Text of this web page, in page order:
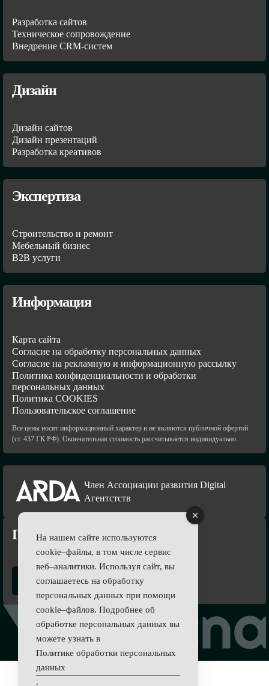
Разработка сайтов
Техническое сопровождение
Внедрение CRM-систем
Дизайн
Дизайн сайтов
Дизайн презентаций
Разработка креативов
Экспертиза
Строительство и ремонт
Мебельный бизнес
В2В услуги
Информация
Карта сайта
Согласие на обработку персональных данных
Согласие на рекламную и информационную рассылку
Политика конфиденциальности и обработки
персональных данных
Политика COOKIES
Пользовательское соглашение
Все цены носят информационный характер и не являются публичной офертой
(ст. 437 ГК РФ). Окончательная стоимость рассчитывается индивидуально.
Член Ассоциации развития Digital
Агентстств
Подпишись
На нашем сайте используются
cookie–файлы, в том числе сервис
веб–аналитики. Используя сайт, вы
соглашаетесь на обработку
персональных данных при помощи
cookie–файлов. Подробнее об
обработке персональных данных вы
можете узнать в
Политике обработки персональных
данных
.